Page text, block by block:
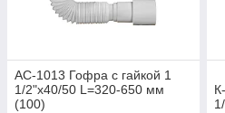
АС-1013 Гофра с гайкой 1
1/2"х40/50 L=320-650 мм
(100)